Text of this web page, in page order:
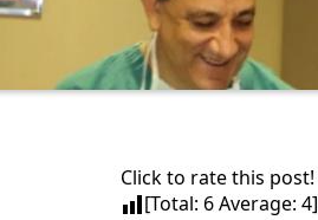
Click to rate this post!
[Total: 6Average: 4]